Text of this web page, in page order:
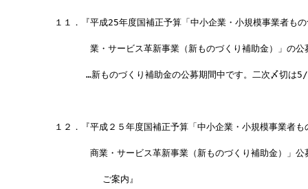
１１．『平成25年度国補正予算「中小企業・小規模事業者もの
業・サービス革新事業（新ものづくり補助金）」の公募
…新ものづくり補助金の公募期間中です。二次〆切は
１２．『平成２５年度国補正予算「中小企業・小規模事業者も
商業・サービス革新事業（新ものづくり補助金）」公
             ご案内』